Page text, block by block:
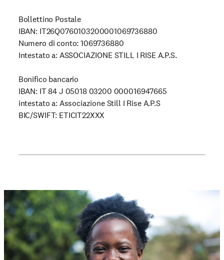
Bollettino Postale
IBAN: IT26Q0760103200001069736880
Numero di conto: 1069736880
Intestato a: ASSOCIAZIONE STILL I RISE A.P.S.
Bonifico bancario
IBAN: IT 84 J 05018 03200 000016947665
intestato a: Associazione Still I Rise A.P.S
BIC/SWIFT: ETICIT22XXX